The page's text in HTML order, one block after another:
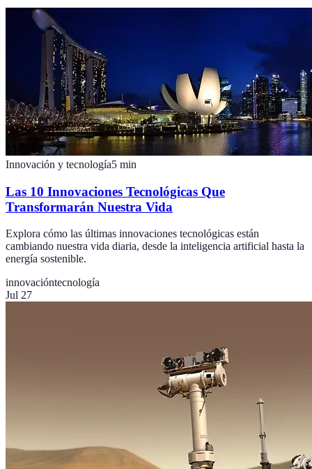
Innovación y tecnología5 min
Las 10 Innovaciones Tecnológicas Que
Transformarán Nuestra Vida
Explora cómo las últimas innovaciones tecnológicas están
cambiando nuestra vida diaria, desde la inteligencia artificial hasta la
energía sostenible.
innovacióntecnología
Jul 27